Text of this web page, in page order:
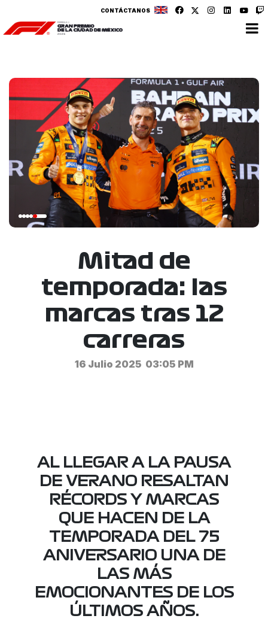
CONTÁCTANOS
Mitad de
temporada: las
marcas tras 12
carreras
16 Julio 2025 03:05 PM
AL LLEGAR A LA PAUSA
DE VERANO RESALTAN
RÉCORDS Y MARCAS
QUE HACEN DE LA
TEMPORADA DEL 75
ANIVERSARIO UNA DE
LAS MÁS
EMOCIONANTES DE LOS
ÚLTIMOS AÑOS.